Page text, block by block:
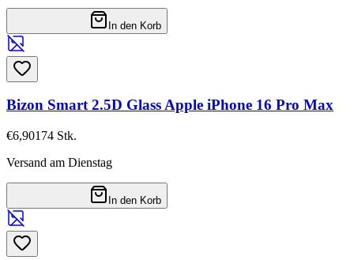
In den Korb
Bizon Smart 2.5D Glass Apple iPhone 16 Pro Max
€6,90174 Stk.
Versand am Dienstag
In den Korb